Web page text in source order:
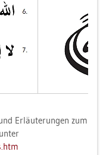
Er­läu­te­run­gen zum